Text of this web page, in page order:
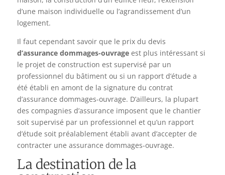
d’une maison individuelle ou l’agrandissement d’un
logement.
Il faut cependant savoir que le prix du devis
d’assurance dommages-ouvrageest plus intéressant si
le projet de construction est supervisé par un
professionnel du bâtiment ou si un rapport d’étude a
été établi en amont de la signature du contrat
d’assurance dommages-ouvrage. D’ailleurs, la plupart
des compagnies d’assurance imposent que le chantier
soit supervisé par un professionnel et qu’un rapport
d’étude soit préalablement établi avant d’accepter de
contracter une assurance dommages-ouvrage.
La destination de la